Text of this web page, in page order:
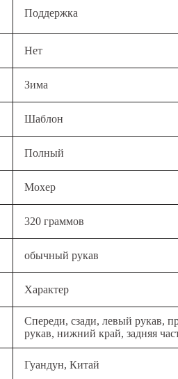
Поддержка
Нет
Зима
Шаблон
Полный
Мохер
320 граммов
обычный рукав
Характер
Спереди, сзади, левый рукав,
рукав, нижний край, задняя
Гуандун, Китай